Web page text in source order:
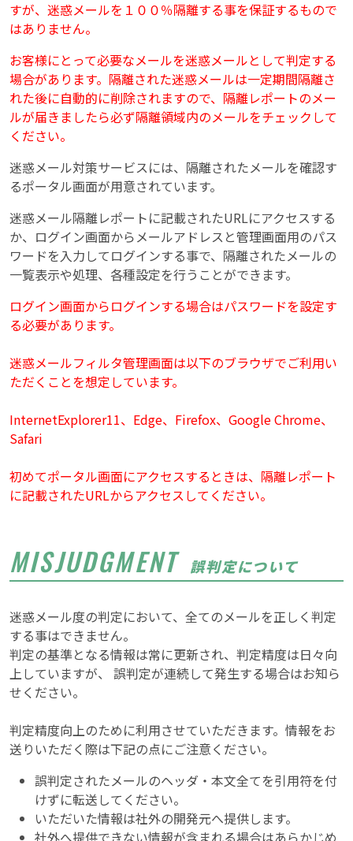
すが、迷惑メールを１００％隔離する事を保証するもので
はありません。
お客様にとって必要なメールを迷惑メールとして判定する
場合があります。隔離された迷惑メールは一定期間隔離さ
れた後に自動的に削除されますので、隔離レポートのメー
ルが届きましたら必ず隔離領域内のメールをチェックして
ください。
迷惑メール対策サービスには、隔離されたメールを確認す
るポータル画面が用意されています。
迷惑メール隔離レポートに記載されたURLにアクセスする
か、ログイン画面からメールアドレスと管理画面用のパス
ワードを入力してログインする事で、隔離されたメールの
一覧表示や処理、各種設定を行うことができます。
ログイン画面からログインする場合はパスワードを設定す
る必要があります。
迷惑メールフィルタ管理画面は以下のブラウザでご利用い
ただくことを想定しています。
InternetExplorer11、Edge、Firefox、Google Chrome、
Safari
初めてポータル画面にアクセスするときは、隔離レポート
に記載されたURLからアクセスしてください。
MISJUDGMENT 誤判定について
迷惑メール度の判定において、全てのメールを正しく判定
する事はできません。
判定の基準となる情報は常に更新され、判定精度は日々向
上していますが、 誤判定が連続して発生する場合はお知ら
せください。
判定精度向上のために利用させていただきます。情報をお
送りいただく際は下記の点にご注意ください。
誤判定されたメールのヘッダ・本文全てを引用符を付
けずに転送してください。
いただいた情報は社外の開発元へ提供します。
社外へ提供できない情報が含まれる場合はあらかじめ